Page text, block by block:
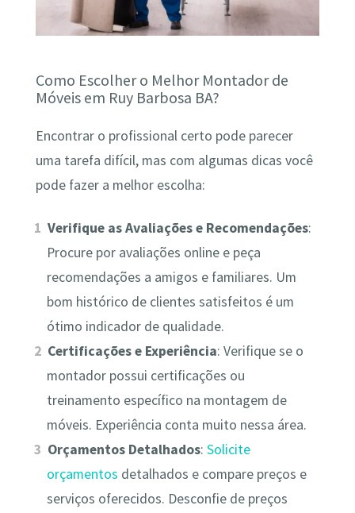
Como Escolher o Melhor Montador de
Móveis em Ruy Barbosa BA?
Encontrar o profissional certo pode parecer
uma tarefa difícil, mas com algumas dicas você
pode fazer a melhor escolha:
Verifique as Avaliações e Recomendações:
Procure por avaliações online e peça
recomendações a amigos e familiares. Um
bom histórico de clientes satisfeitos é um
ótimo indicador de qualidade.
Certificações e Experiência: Verifique se o
montador possui certificações ou
treinamento específico na montagem de
móveis. Experiência conta muito nessa área.
Orçamentos Detalhados:Solicite
orçamentos detalhados e compare preços e
serviços oferecidos. Desconfie de preços